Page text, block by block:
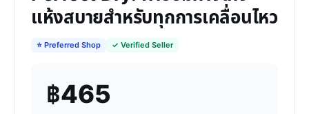
แห้งสบายสำหรับทุกการเคลื่อนไหว
⭐ Preferred Shop ✓ Verified Seller
฿465